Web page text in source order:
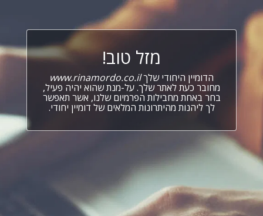
מזל טוב!
הדומיין היחודי שלךwww.rinamordo.co.il
מחובר כעת לאתר שלך. על-מנת שהוא יהיה פעיל,
בחר באחת מחבילות הפרמיום שלנו, אשר תאפשר
לך ליהנות מהיתרונות המלאים של דומיין יחודי.